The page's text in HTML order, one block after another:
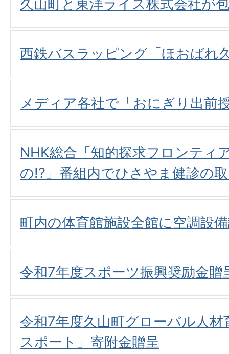
久山町と東洋ライス株式会社が
西鉄バスラッピング「ほおばれ
メディア各社で「おにぎり出前
NHK総合「知的探求フロンティ
の!?」番組内でひさやま健診の
町内の体育館施設全館に空調設
令和7年度スポーツ振興奨励金贈
令和7年度久山町グローバル人
スポート」寄附金贈呈